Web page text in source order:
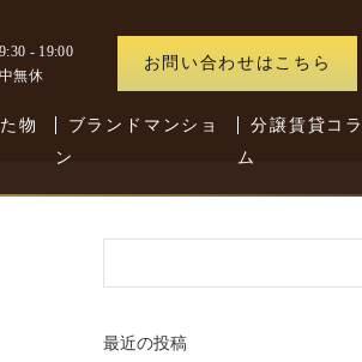
- 19:00
無休
お問い合わせはこちら
物
ブランドマンショ
ン
分譲賃貸コラ
ム
最近の投稿